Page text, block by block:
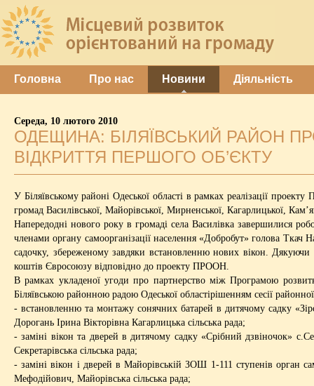
Головна Про нас Новини Діяльність
Середа, 10 лютого 2010
ОДЕЩИНА: БІЛЯЇВСЬКИЙ РАЙОН
ВІДКРИТТЯ ПЕРШОГО ОБ’ЄКТУ
У Біляївському районі Одеської області в рамках реалізації
громад Василівської, Майорівської, Мирненської, Кагарлицької,
Напередодні нового року в громаді села Василівка завершилися
членами органу самоорганізації населення «Добробут» голова Ткач
садочку, збереженому завдяки встановленню нових вікон.
коштів Євросоюзу відповідно до проекту ПРООН.
В рамках укладеної угоди про партнерство між Програмою
Біляївською районною радою Одеської областірішенням сесії
- встановленню та монтажу сонячних батарей в дитячому садку
Дорогань Ірина Вікторівна Кагарлицька сільська рада;
- заміні вікон та дверей в дитячому садку «Срібний дзвіночок»
Секретарівська сільська рада;
- заміні вікон і дверей в Майорівській ЗОШ 1-111 ступенів орган
Мефодійович, Майорівська сільська рада;